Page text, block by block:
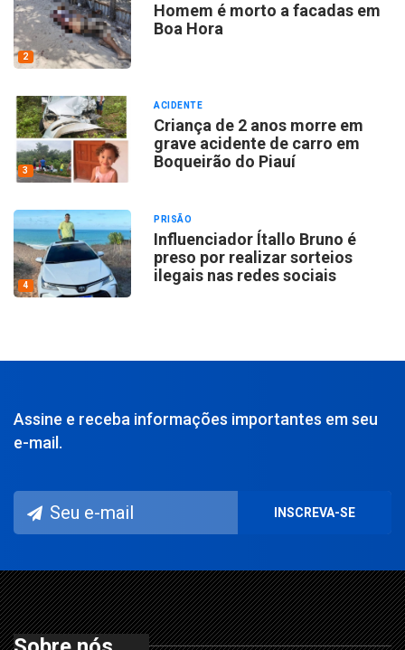
2
Homem é morto a facadas em
Boa Hora
3
ACIDENTE
Criança de 2 anos morre em
grave acidente de carro em
Boqueirão do Piauí
4
PRISÃO
Influenciador Ítallo Bruno é
preso por realizar sorteios
ilegais nas redes sociais
Assine e receba informações importantes em seu
e-mail.